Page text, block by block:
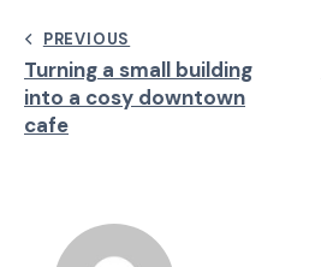
PREVIOUS
Turning a small building
into a cosy downtown
cafe